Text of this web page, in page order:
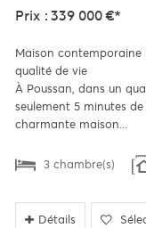
Prix : 339 000 €*
Maison
qualité de vie
À Poussan, dans un
seulement 5 minutes
charmante maison...
3 chambre(s)
Détails